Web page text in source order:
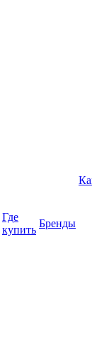
Где
купить
Бренды